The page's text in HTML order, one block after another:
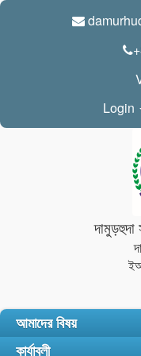
Login
আমাদের বিষয়
কার্যাবলী